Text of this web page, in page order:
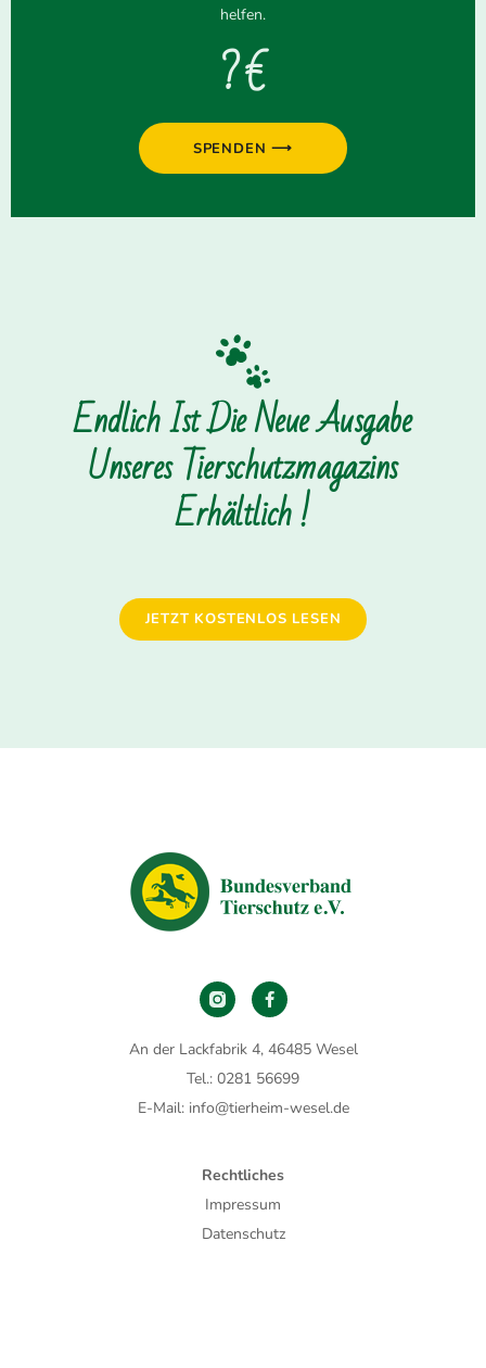
helfen.
? €
SPENDEN ⟶
Endlich Ist Die Neue Ausgabe
Unseres Tierschutzmagazins
Erhältlich !
JETZT KOSTENLOS LESEN
An der Lackfabrik 4, 46485 Wesel
Tel.: 0281 56699
E-Mail: info@tierheim-wesel.de
Rechtliches
Impressum
Datenschutz